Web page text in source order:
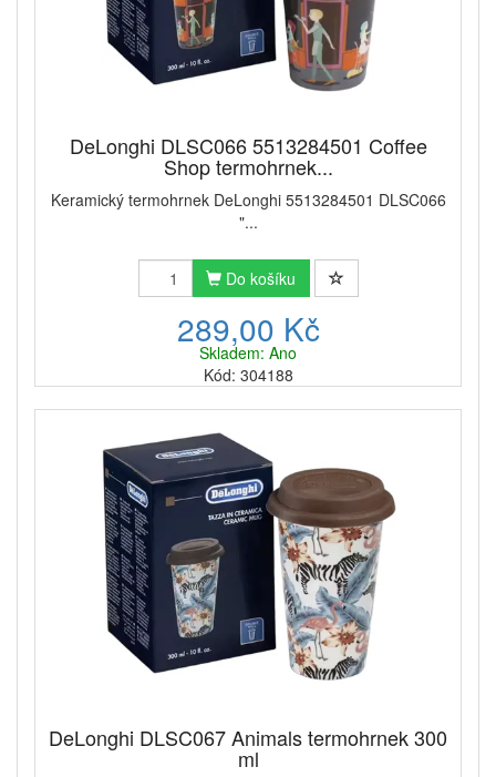
DeLonghi DLSC066 5513284501 Coffee
Shop termohrnek...
Keramický termohrnek DeLonghi 5513284501 DLSC066
"...
Do košíku
289,00 Kč
Skladem: Ano
Kód: 304188
DeLonghi DLSC067 Animals termohrnek 300
ml